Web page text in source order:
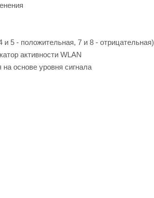
5 - положительная, 7 и 8 - отрицательная)
активности WLAN
основе уровня сигнала